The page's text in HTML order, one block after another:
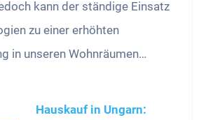
kann der ständige Einsatz
zu einer erhöhten
in unseren Wohnräumen…
Hauskauf in Ungarn: